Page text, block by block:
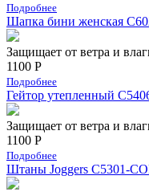
Подробнее
Шапка бини женская
Защищает от ветра и
1100 Р
Подробнее
Гейтор утепленный
Защищает от ветра и
1100 Р
Подробнее
Штаны Joggers C5301-